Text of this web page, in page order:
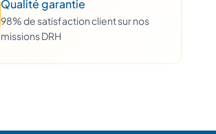
Qualité garantie
98% de satisfaction client sur nos
missions DRH